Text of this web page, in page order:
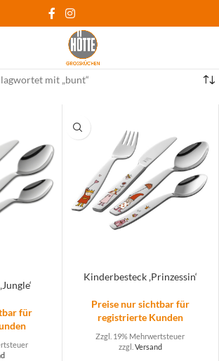
mit „bunt“
für
Kinderbesteck ‚Prinzessin‘
Preise nur sichtbar für
registrierte Kunden
Zzgl. 19% Mehrwertsteuer
zzgl. Versand